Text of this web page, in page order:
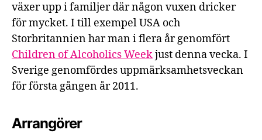
växer upp i familjer där någon vuxen dricker
för mycket. I till exempel USA och
Storbritannien har man i flera år genomfört
Children of Alcoholics Weekjust denna vecka. I
Sverige genomfördes uppmärksamhetsveckan
för första gången år 2011.
Arrangörer